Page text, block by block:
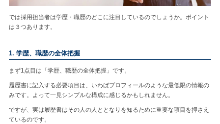
では採用担当者は学歴・職歴のどこに注目しているのでしょうか。ポイント
は３つあります。
1. 学歴、職歴の全体把握
まず1点目は「学歴、職歴の全体把握」です。
履歴書に記入する必要項目は、いわばプロフィールのような最低限の情報の
みです。よって一見シンプルな構成に感じるかもしれません。
ですが、実は履歴書はその人の人ととなりを知るために重要な項目を押さえ
ているのです。